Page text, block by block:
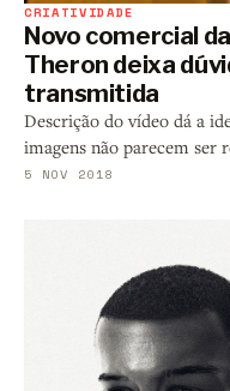
CRIATIVIDADE
Novo comercial
Theron deixa
transmitida
Descrição do vídeo dá a
imagens não parecem ser
5 NOV 2018